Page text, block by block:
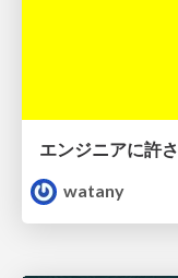
エンジニアに許
watany